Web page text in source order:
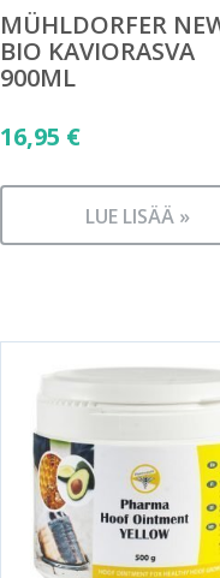
MÜHLDORFER
BIO KAVIORASVA
900ML
16,95 €
LUE LISÄÄ »